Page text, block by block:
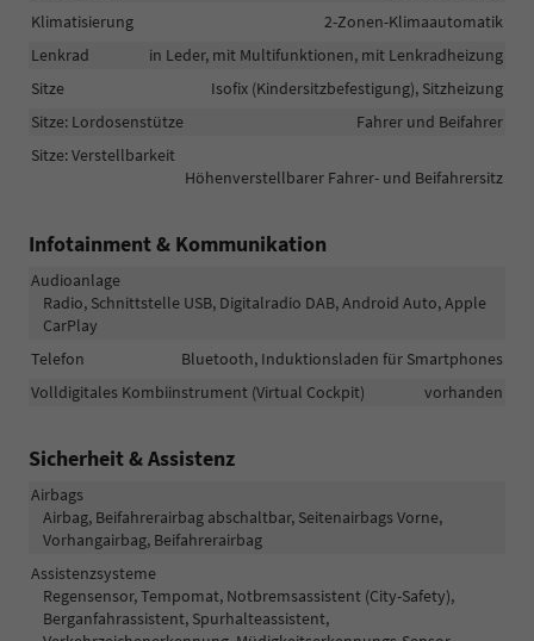
Klimatisierung
2-Zonen-Klimaautomatik
Lenkrad
in Leder, mit Multifunktionen, mit Lenkradheizung
Sitze
Isofix (Kindersitzbefestigung), Sitzheizung
Sitze: Lordosenstütze
Fahrer und Beifahrer
Sitze: Verstellbarkeit
Höhenverstellbarer Fahrer- und Beifahrersitz
Infotainment & Kommunikation
Audioanlage
Radio, Schnittstelle USB, Digitalradio DAB, Android Auto, Apple
CarPlay
Telefon
Bluetooth, Induktionsladen für Smartphones
Volldigitales Kombiinstrument (Virtual Cockpit)
vorhanden
Sicherheit & Assistenz
Airbags
Airbag, Beifahrerairbag abschaltbar, Seitenairbags Vorne,
Vorhangairbag, Beifahrerairbag
Assistenzsysteme
Regensensor, Tempomat, Notbremsassistent (City-Safety),
Berganfahrassistent, Spurhalteassistent,